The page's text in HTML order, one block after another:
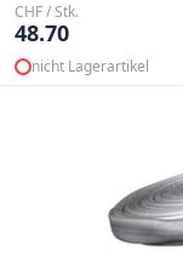
CHF / Stk.
48.70
nicht Lagerartikel